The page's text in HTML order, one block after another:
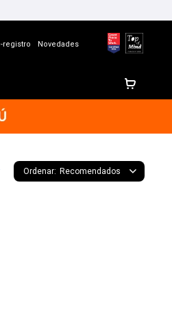
registro Novedades
Recomendados